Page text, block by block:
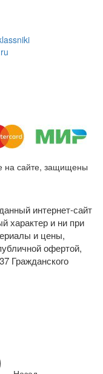
на сайте, защищены
интернет-сайт
характер и ни при
и цены,
офертой,
Гражданского